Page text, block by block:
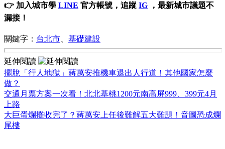
👉 加入城市學 LINE 官方帳號，追蹤 IG ，最新城市議題不
漏接！
關鍵字： 台北市 基礎建設
延伸閱讀
擺脫「行人地獄」蔣萬安推機車退出人行道！其他國家怎麼
做？
交通月票方案一次看！北北基桃1200元南高屏999、399元4月
上路
大巨蛋爛攤收完了？蔣萬安上任後難解五大難題！音圖恐成爛
尾樓